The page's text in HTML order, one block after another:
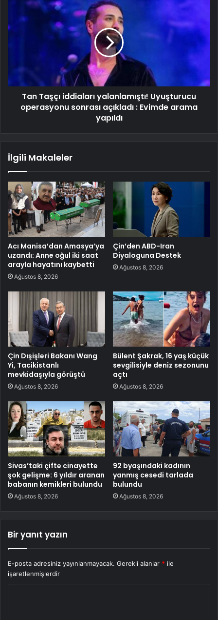
Tan Taşçı iddiaları yalanlamıştı! Uyuşturucu
operasyonu sonrası açıkladı : Evimde arama
yapıldı
İlgili Makaleler
Acı Manisa’dan Amasya’ya
uzandı: Anne oğul iki saat
arayla hayatını kaybetti
Ağustos 8, 2026
Çin’den ABD-Iran
Diyaloguna Destek
Ağustos 8, 2026
Çin Dışişleri Bakanı Wang
Yi, Tacikistanlı
mevkidaşıyla görüştü
Ağustos 8, 2026
Bülent Şakrak, 16 yaş küçük
sevgilisiyle deniz sezonunu
açtı
Ağustos 8, 2026
Sivas’taki çifte cinayette
şok gelişme: 6 yıldır aranan
babanın kemikleri bulundu
Ağustos 8, 2026
92 byaşındaki kadının
yanmış cesedi tarlada
bulundu
Ağustos 8, 2026
Bir yanıt yazın
E-posta adresiniz yayınlanmayacak. Gerekli alanlar * ile
işaretlenmişlerdir